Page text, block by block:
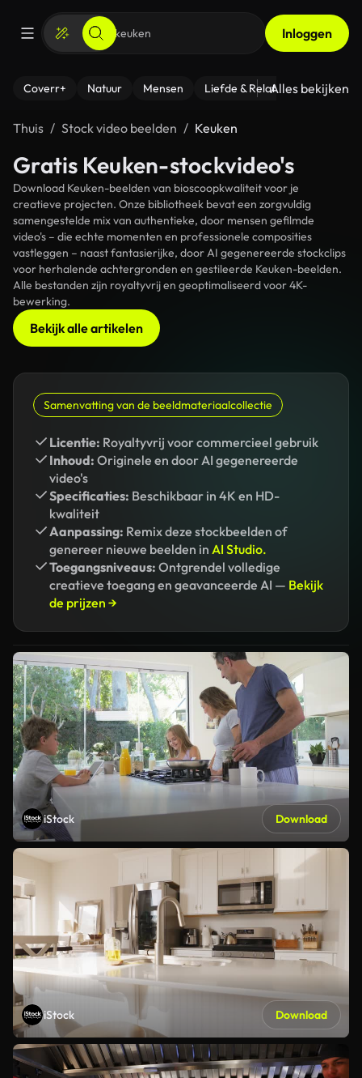
Inloggen
Coverr+ Natuur Mensen Liefde & Relaties - Fitness
Alles bekijken
Thuis Stock video beelden Keuken
Gratis Keuken-stockvideo's
Download Keuken-beelden van bioscoopkwaliteit voor je
creatieve projecten. Onze bibliotheek bevat een zorgvuldig
samengestelde mix van authentieke, door mensen gefilmde
video's – die echte momenten en professionele composities
vastleggen – naast fantasierijke, door AI gegenereerde stockclips
voor herhalende achtergronden en gestileerde Keuken-beelden.
Alle bestanden zijn royaltyvrij en geoptimaliseerd voor 4K-
bewerking.
Bekijk alle artikelen
Samenvatting van de beeldmateriaalcollectie
Licentie: Royaltyvrij voor commercieel gebruik
Inhoud: Originele en door AI gegenereerde
video's
Specificaties: Beschikbaar in 4K en HD-
kwaliteit
Aanpassing: Remix deze stockbeelden of
genereer nieuwe beelden in AI Studio.
Toegangsniveaus: Ontgrendel volledige
creatieve toegang en geavanceerde AI — Bekijk
de prijzen →
iStock Download
iStock Download